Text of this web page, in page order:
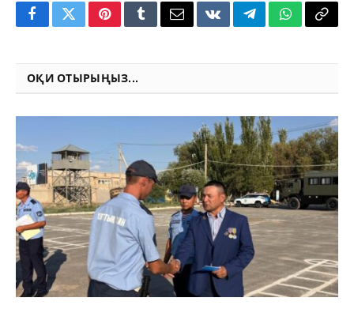
FacebookTwitterPinterestTumblrEmailVKontakteTelegramWhatsApp
Copy
ОҚИ ОТЫРЫҢЫЗ...